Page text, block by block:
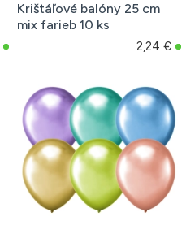
Krištáľové balóny 25 cm
mix farieb 10 ks
2,24 €